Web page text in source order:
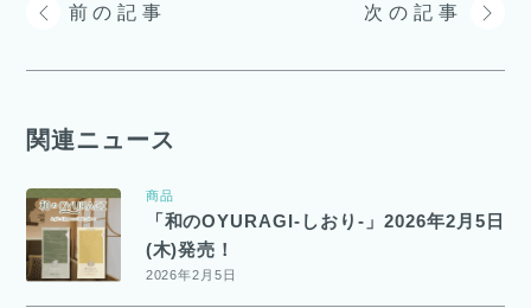
前の記事 次の記事
関連ニュース
商品
「和のOYURAGI-しおり-」2026年2月5日
(木)発売！
2026年2月5日